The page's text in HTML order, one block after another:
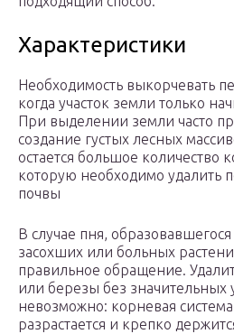
Характеристики
Необходимость выкорчевать
когда участок земли только
При выделении земли часто
создание густых лесных
остается большое количество
которую необходимо удалить
почвы
В случае пня,
засохших или больных
правильное обращение.
или березы без значительных
невозможно: корневая
разрастается и крепко